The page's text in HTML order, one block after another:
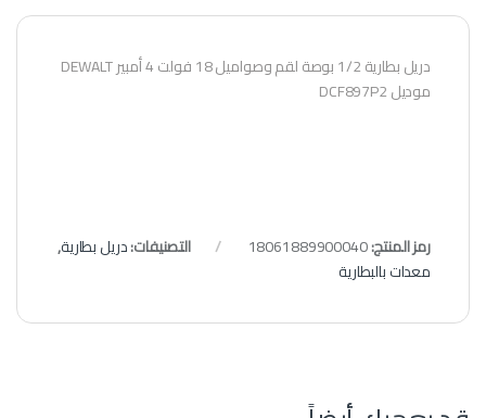
دريل بطارية 1/2 بوصة لقم وصواميل 18 فولت 4 أمبير DEWALT
موديل DCF897P2
رمز المنتج:18061889900040 التصنيفات:دريل بطارية,
معدات بالبطارية